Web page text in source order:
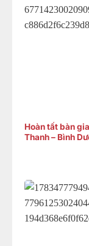
Hoàn tất bàn
Thanh – Bình